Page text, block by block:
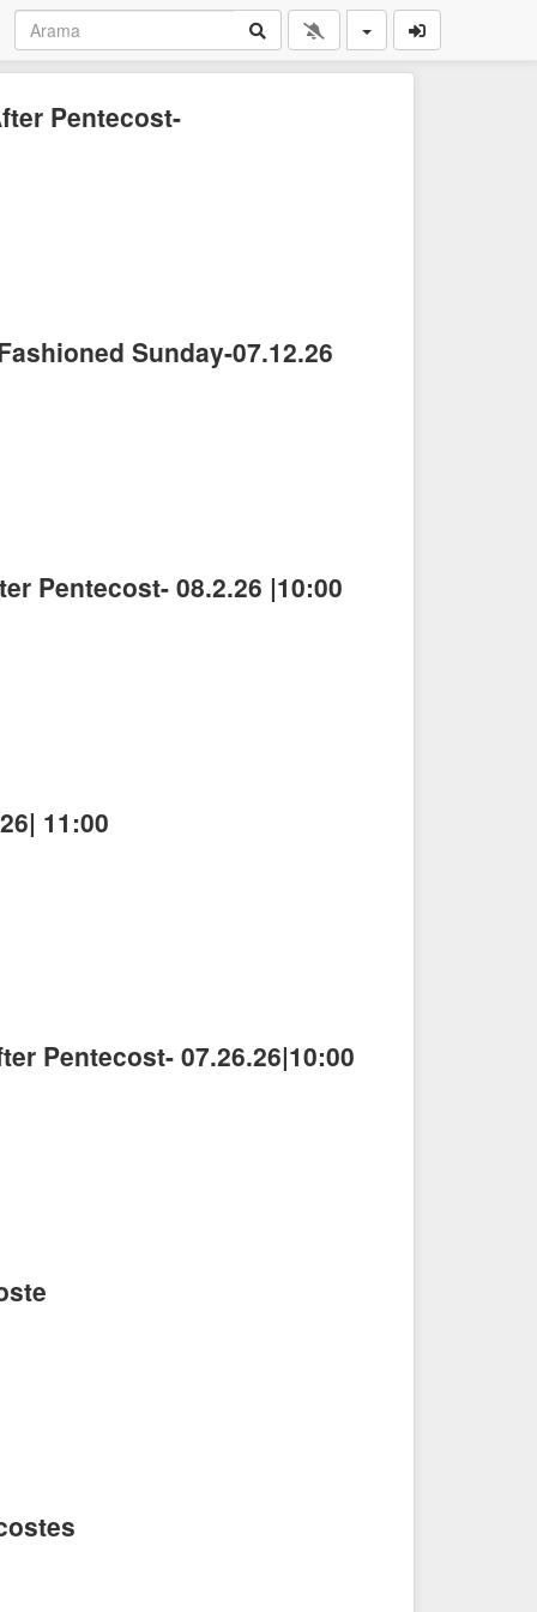
Pentecost-
Sunday-07.12.26
Pentecost- 08.2.26 |10:00
11:00
Pentecost- 07.26.26|10:00